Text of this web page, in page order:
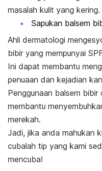
masalah kulit yang kering.
Sapukan balsem
Ahli dermatologi
bibir yang mempunyai
Ini dapat membantu
penuaan dan kejadian
Penggunaan balsem
membantu
merekah.
Jadi, jika anda mahukan
cubalah tip yang kami
mencuba!